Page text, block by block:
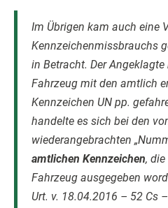
Im Übrigen kam auch eine
Kennzeichenmissbrauchs
in Betracht. Der
Fahrzeug mit den amtlich
Kennzeichen UN pp.
handelte es sich bei den
wiederangebrachten
amtlichen Kennzeichen,
Fahrzeug ausgegeben
Urt. v. 18.04.2016 – 52 Cs